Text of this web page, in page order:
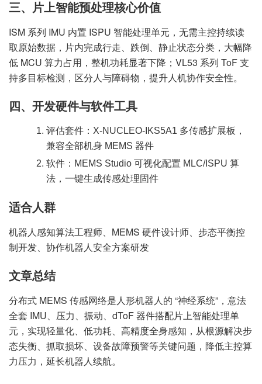
三、片上智能预处理核心价值
ISM 系列 IMU 内置 ISPU 智能处理单元，无需主控持续读
取原始数据，片内完成行走、跌倒、静止状态分类，大幅降
低 MCU 算力占用，整机功耗显著下降；VL53 系列 ToF 支
持多目标检测，区分人与障碍物，提升人机协作安全性。
四、开发硬件与软件工具
评估套件：X-NUCLEO-IKS5A1 多传感扩展板，
兼容全部机身 MEMS 器件
软件：MEMS Studio 可视化配置 MLC/ISPU 算
法，一键生成传感处理固件
适合人群
机器人感知算法工程师、MEMS 硬件设计师、步态平衡控
制开发、协作机器人安全方案研发
文章总结
分布式 MEMS 传感网络是人形机器人的 “神经系统”，意法
全套 IMU、压力、振动、dToF 器件搭配片上智能处理单
元，实现轻量化、低功耗、高精度全身感知，从根源解决步
态失衡、抓取损坏、设备故障预警等关键问题，降低主控算
力压力，延长机器人续航。